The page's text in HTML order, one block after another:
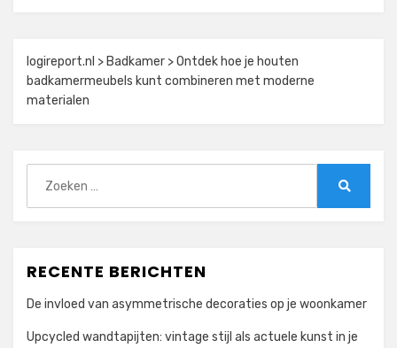
logireport.nl > Badkamer >Ontdek hoe je houten
badkamermeubels kunt combineren met moderne
materialen
naar:
RECENTE BERICHTEN
De invloed van asymmetrische decoraties op je woonkamer
Upcycled wandtapijten: vintage stijl als actuele kunst in je